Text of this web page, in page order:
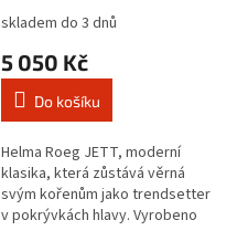
skladem do 3 dnů
5 050 Kč
Do košíku
Helma Roeg JETT, moderní
klasika, která zůstává věrná
svým kořenům jako trendsetter
v pokrývkách hlavy. Vyrobeno